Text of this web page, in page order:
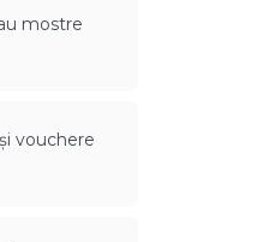
mostre
vouchere